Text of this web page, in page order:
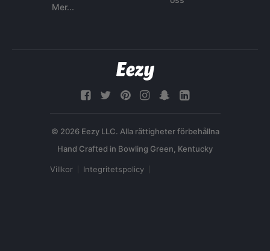
Mer...
© 2026 Eezy LLC. Alla rättigheter förbehållna
Villkor Integritetspolicy